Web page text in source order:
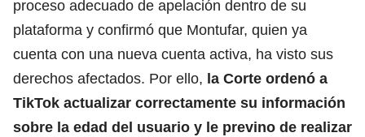
proceso adecuado de apelación dentro de su
plataforma y confirmó que Montufar, quien ya
cuenta con una nueva cuenta activa, ha visto sus
derechos afectados. Por ello, la Corte ordenó a
TikTok actualizar correctamente su información
sobre la edad del usuario y le previno de realizar